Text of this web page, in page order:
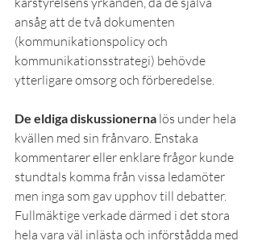
ansåg att de två dokumenten
(kommunikationspolicy och
kommunikationsstrategi) behövde
ytterligare omsorg och förberedelse.
De eldiga diskussionerna lös under hela
kvällen med sin frånvaro. Enstaka
kommentarer eller enklare frågor kunde
stundtals komma från vissa ledamöter
men inga som gav upphov till debatter.
Fullmäktige verkade därmed i det stora
hela vara väl inlästa och införstådda med